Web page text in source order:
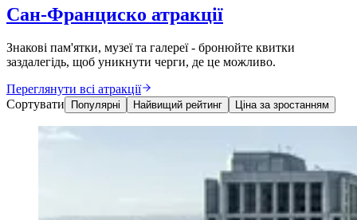
Сан-Франциско атракції
Знакові пам'ятки, музеї та галереї - бронюйте квитки
заздалегідь, щоб уникнути черги, де це можливо.
Переглянути всі атракції
Сортувати
Популярні Найвищий рейтинг Ціна за зростанням